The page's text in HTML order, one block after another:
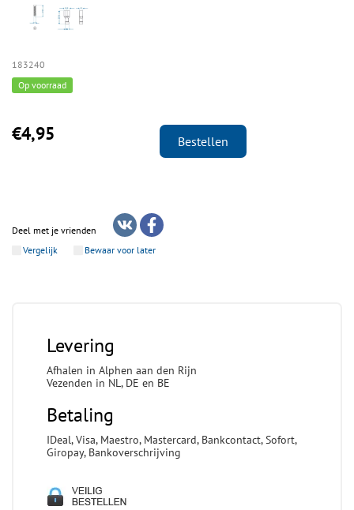
183240
Op voorraad
€4,95 Bestellen
Deel met je vrienden
Vergelijk
Bewaar voor later
Levering
Afhalen in Alphen aan den Rijn
Vezenden in NL, DE en BE
Betaling
IDeal, Visa, Maestro, Mastercard, Bankcontact, Sofort,
Giropay, Bankoverschrijving